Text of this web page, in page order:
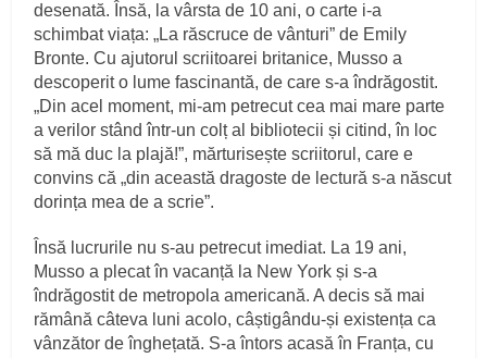
desenată. Însă, la vârsta de 10 ani, o carte i-a
schimbat viața: „La răscruce de vânturi” de Emily
Bronte. Cu ajutorul scriitoarei britanice, Musso a
descoperit o lume fascinantă, de care s-a îndrăgostit.
„Din acel moment, mi-am petrecut cea mai mare parte
a verilor stând într-un colț al bibliotecii și citind, în loc
să mă duc la plajă!”, mărturisește scriitorul, care e
convins că „din această dragoste de lectură s-a născut
dorința mea de a scrie”.
Însă lucrurile nu s-au petrecut imediat. La 19 ani,
Musso a plecat în vacanță la New York și s-a
îndrăgostit de metropola americană. A decis să mai
rămână câteva luni acolo, câștigându-și existența ca
vânzător de înghețată. S-a întors acasă în Franța, cu